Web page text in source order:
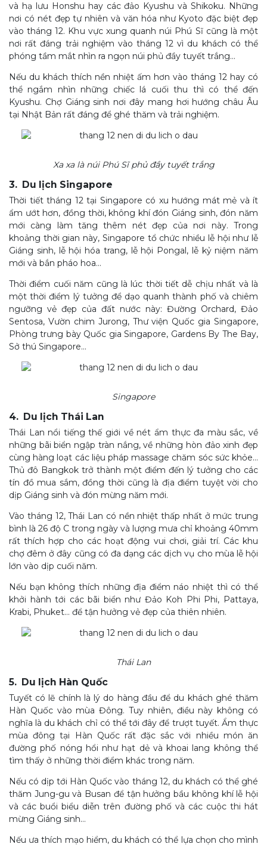
và hạ lưu Honshu hay các đảo Kyushu và Shikoku. Những
nơi có nét đẹp tự nhiên và văn hóa như Kyoto đặc biệt đẹp
vào tháng 12. Khu vực xung quanh núi Phú Sĩ cũng là một
nơi rất đáng trải nghiệm vào tháng 12 vì du khách có thể
phóng tầm mắt nhìn ra ngọn núi phủ đầy tuyết trắng…
Nếu du khách thích nền nhiệt ấm hơn vào tháng 12 hay có
thể ngắm nhìn những chiếc lá cuối thu thì có thể đến
Kyushu. Chợ Giáng sinh nơi đây mang hơi hướng châu Âu
tại Nhật Bản rất đáng để ghé thăm và trải nghiệm.
Xa xa là núi Phú Sĩ phủ đầy tuyết trắng
3. Du lịch Singapore
Thời tiết tháng 12 tại Singapore có xu hướng mát mẻ và ít
ẩm ướt hơn, đồng thời, không khí đón Giáng sinh, đón năm
mới càng làm tăng thêm nét đẹp của nơi này. Trong
khoảng thời gian này, Singapore tổ chức nhiều lễ hội như lễ
Giáng sinh, lễ hội hóa trang, lễ hội Pongal, lễ kỷ niệm năm
mới và bắn pháo hoa…
Thời điểm cuối năm cũng là lúc thời tiết dễ chịu nhất và là
một thời điểm lý tưởng để dạo quanh thành phố và chiêm
ngưỡng vẻ đẹp của đất nước này: Đường Orchard, Đảo
Sentosa, Vườn chim Jurong, Thư viện Quốc gia Singapore,
Phòng trưng bày Quốc gia Singapore, Gardens By The Bay,
Sở thú Singapore…
Singapore
4. Du lịch Thái Lan
Thái Lan nổi tiếng thế giới về nét ẩm thực đa màu sắc, về
những bãi biển ngập tràn nắng, về những hòn đảo xinh đẹp
cùng hàng loạt các liệu pháp massage chăm sóc sức khỏe…
Thủ đô Bangkok trở thành một điểm đến lý tưởng cho các
tín đồ mua sắm, đồng thời cũng là địa điểm tuyệt vời cho
dịp Giáng sinh và đón mừng năm mới.
Vào tháng 12, Thái Lan có nền nhiệt thấp nhất ở mức trung
bình là 26 độ C trong ngày và lượng mưa chỉ khoảng 40mm
rất thích hợp cho các hoạt động vui chơi, giải trí. Các khu
chợ đêm ở đây cũng có đa dạng các dịch vụ cho mùa lễ hội
lớn vào dịp cuối năm.
Nếu bạn không thích những địa điểm náo nhiệt thì có thể
khởi hành tới các bãi biển như Đảo Koh Phi Phi, Pattaya,
Krabi, Phuket… để tận hưởng vẻ đẹp của thiên nhiên.
Thái Lan
5. Du lịch Hàn Quốc
Tuyết có lẽ chính là lý do hàng đầu để du khách ghé thăm
Hàn Quốc vào mùa Đông. Tuy nhiên, điều này không có
nghĩa là du khách chỉ có thể tới đây để trượt tuyết. Ẩm thực
mùa đông tại Hàn Quốc rất đặc sắc với nhiều món ăn
đường phố nóng hổi như hạt dẻ và khoai lang không thể
tìm thấy ở những thời điểm khác trong năm.
Nếu có dịp tới Hàn Quốc vào tháng 12, du khách có thể ghé
thăm Jung-gu và Busan để tận hưởng bầu không khí lễ hội
và các buổi biểu diễn trên đường phố và các cuộc thi hát
mừng Giáng sinh…
Nếu ưa thích mạo hiểm, du khách có thể lựa chọn cho mình